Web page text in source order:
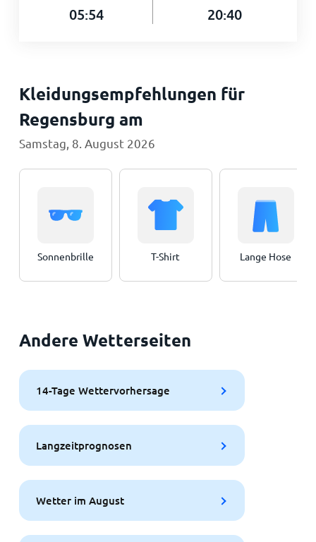
05:54 20:40
Kleidungsempfehlungen für
Regensburg am
Samstag, 8. August 2026
Sonnenbrille T-Shirt Lange Hose
Andere Wetterseiten
14-Tage Wettervorhersage
Langzeitprognosen
Wetter im August